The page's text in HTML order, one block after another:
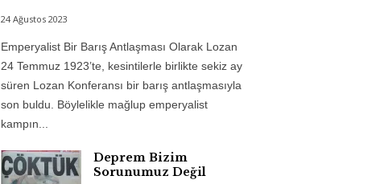
24 Ağustos 2023
Emperyalist Bir Barış Antlaşması Olarak Lozan
24 Temmuz 1923’te, kesintilerle birlikte sekiz ay
süren Lozan Konferansı bir barış antlaşmasıyla
son buldu. Böylelikle mağlup emperyalist
kampın...
Deprem Bizim
Sorunumuz Değil